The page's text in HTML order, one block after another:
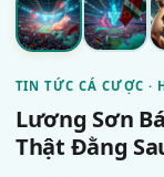
TIN TỨC CÁ CƯỢC ·
Lương Sơn
Thật Đằng